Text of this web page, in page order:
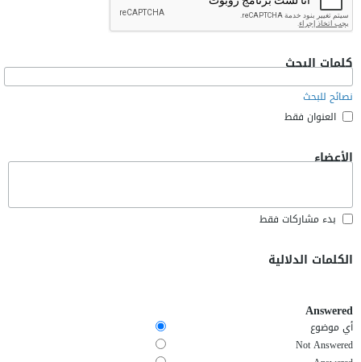
كلمات البحث
نصائح للبحث
العنوان فقط
الأعضاء
بدء مشاركات فقط
الكلمات الدلالية
Answered
أي موضوع
Not Answered